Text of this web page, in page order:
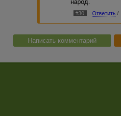
народ.
#30 Ответить /
Написать комментарий